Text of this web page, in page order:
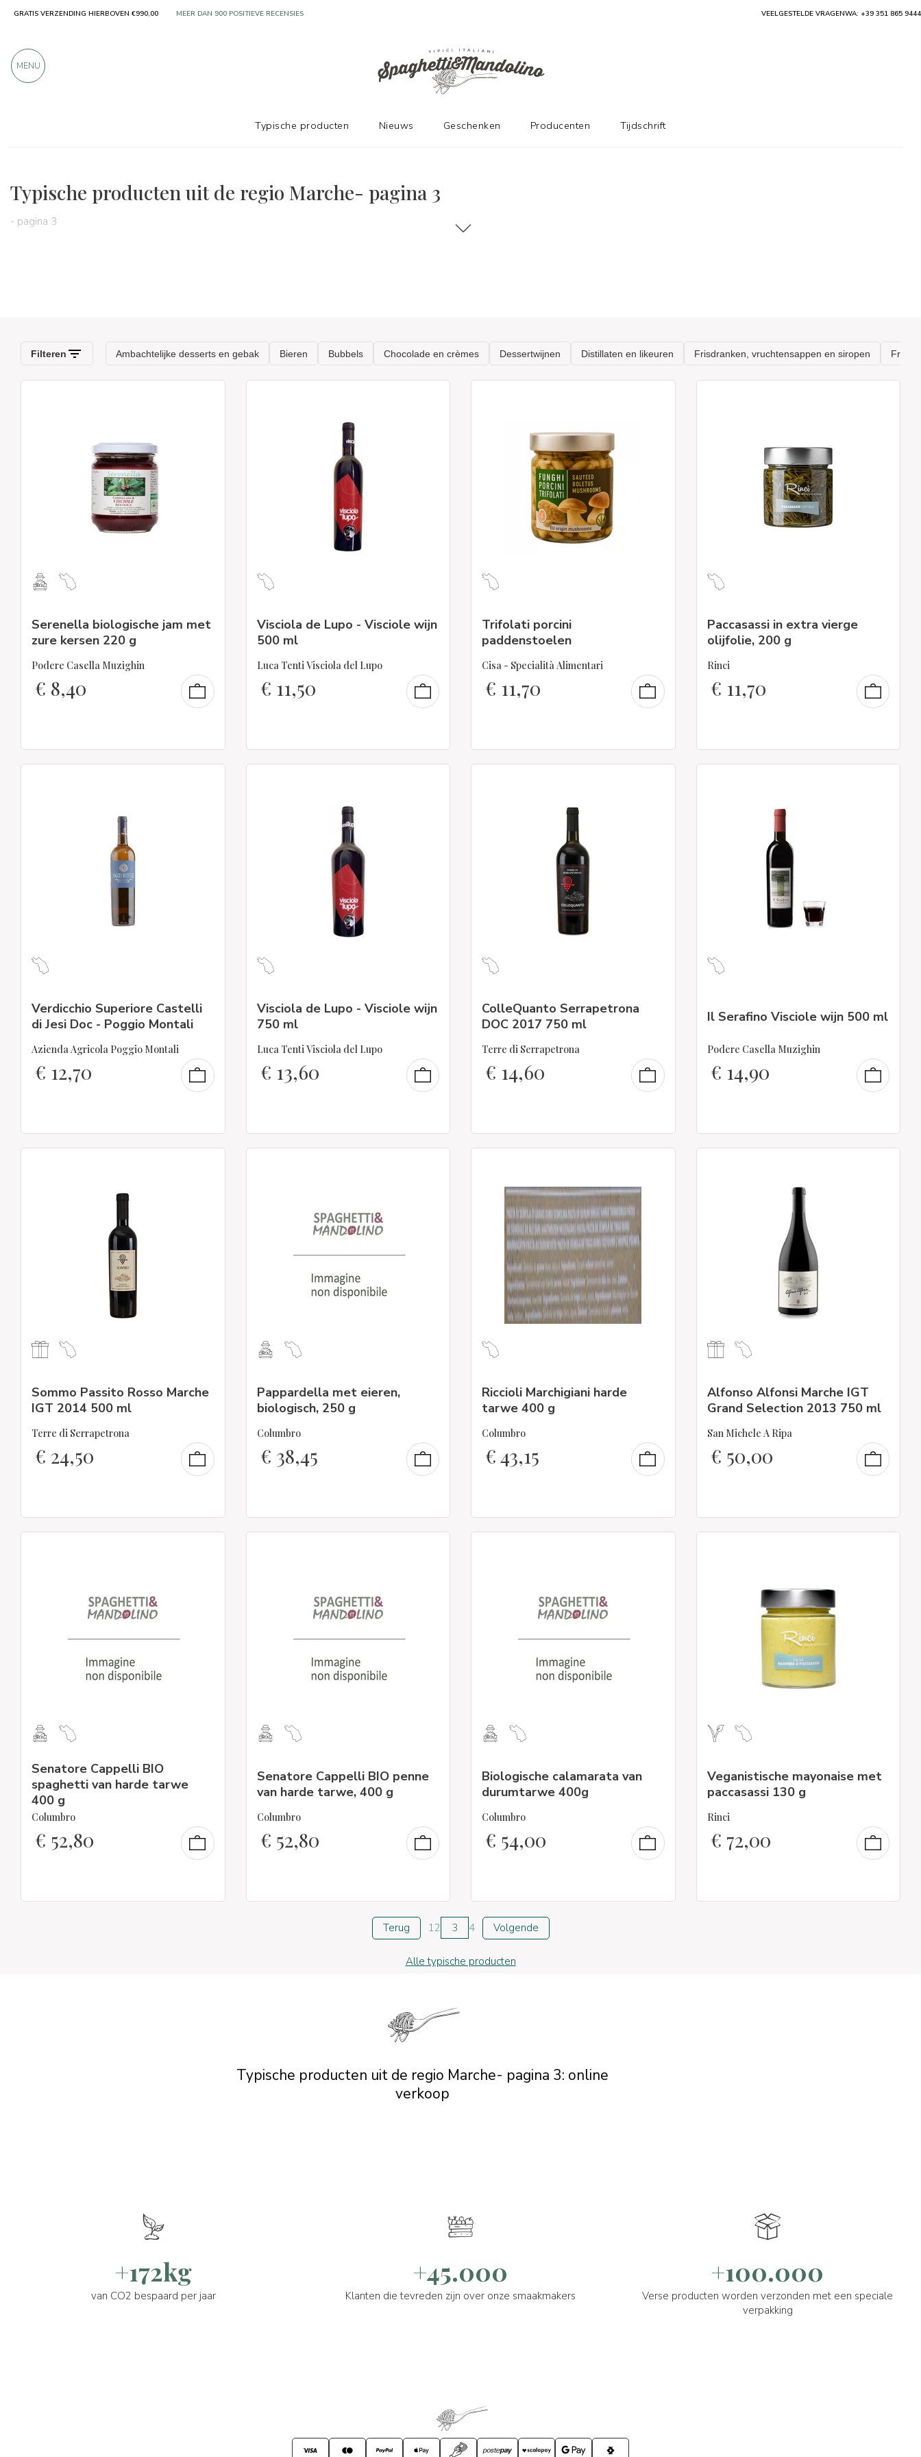
Typische producten uit de regio Marche- pagina 3
- pagina 3
Serenella biologische jam met
zure kersen 220 g
Podere Casella Muzighin
€ 8,40
Visciola de Lupo - Visciole wijn
500 ml
Luca Tenti Visciola del Lupo
€ 11,50
Trifolati porcini
paddenstoelen
Cisa - Specialità Alimentari
€ 11,70
Paccasassi in extra vierge
olijfolie, 200 g
Rinci
€ 11,70
Verdicchio Superiore Castelli
di Jesi Doc - Poggio Montali
Azienda Agricola Poggio Montali
€ 12,70
Visciola de Lupo - Visciole wijn
750 ml
Luca Tenti Visciola del Lupo
€ 13,60
ColleQuanto Serrapetrona
DOC 2017 750 ml
Terre di Serrapetrona
€ 14,60
Il Serafino Visciole wijn 500 ml
Podere Casella Muzighin
€ 14,90
Sommo Passito Rosso Marche
IGT 2014 500 ml
Terre di Serrapetrona
€ 24,50
Pappardella met eieren,
biologisch, 250 g
Columbro
€ 38,45
Riccioli Marchigiani harde
tarwe 400 g
Columbro
€43,15
Alfonso Alfonsi Marche IGT
Grand Selection 2013 750 ml
San Michele A Ripa
€ 50,00
Senatore Cappelli BIO
spaghetti van harde tarwe
400 g
Columbro
€ 52,80
Senatore Cappelli BIO penne
van harde tarwe, 400 g
Columbro
€ 52,80
Biologische calamarata van
durumtarwe 400g
Columbro
€ 54,00
Veganistische mayonaise met
paccasassi 130 g
Rinci
€ 72,00
Terug 12 3 4 Volgende
Alle typische producten
Typische producten uit de regio Marche- pagina 3: online
verkoop
+172kg
van CO2 bespaard per jaar
+45.000
Klanten die tevreden zijn over onze smaakmakers
+100.000
Verse producten worden verzonden met een speciale
verpakking
GRATIS VERZENDING HIERBOVEN €990,00 MEER DAN 900 POSITIEVE RECENSIES VEELGESTELDE VRAGENWA: +39 351 865 9444
MENU
Typische producten Nieuws Geschenken Producenten Tijdschrift